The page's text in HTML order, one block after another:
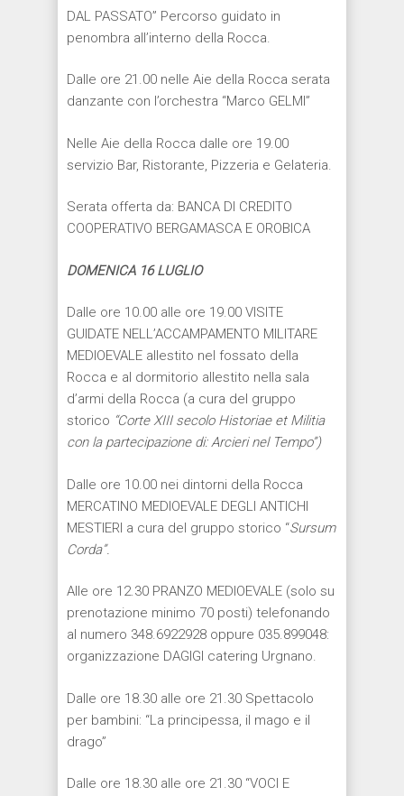
DAL PASSATO” Percorso guidato in
penombra all’interno della Rocca.
Dalle ore 21.00 nelle Aie della Rocca serata
danzante con l’orchestra “Marco GELMI”
Nelle Aie della Rocca dalle ore 19.00
servizio Bar, Ristorante, Pizzeria e Gelateria.
Serata offerta da: BANCA DI CREDITO
COOPERATIVO BERGAMASCA E OROBICA
DOMENICA 16 LUGLIO
Dalle ore 10.00 alle ore 19.00 VISITE
GUIDATE NELL’ACCAMPAMENTO MILITARE
MEDIOEVALE allestito nel fossato della
Rocca e al dormitorio allestito nella sala
d’armi della Rocca (a cura del gruppo
storico “Corte XIII secolo Historiae et Militia
con la partecipazione di: Arcieri nel Tempo”)
Dalle ore 10.00 nei dintorni della Rocca
MERCATINO MEDIOEVALE DEGLI ANTICHI
MESTIERI a cura del gruppo storico “Sursum
Corda”.
Alle ore 12.30 PRANZO MEDIOEVALE (solo su
prenotazione minimo 70 posti) telefonando
al numero 348.6922928 oppure 035.899048:
organizzazione DAGIGI catering Urgnano.
Dalle ore 18.30 alle ore 21.30 Spettacolo
per bambini: “La principessa, il mago e il
drago”
Dalle ore 18.30 alle ore 21.30 “VOCI E